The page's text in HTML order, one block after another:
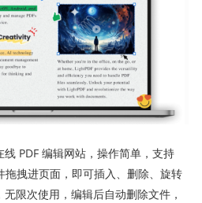
PDF 编辑网站，操作简单，支持
拖拽进页面，即可插入、删除、旋转
限次使用，编辑后自动删除文件，